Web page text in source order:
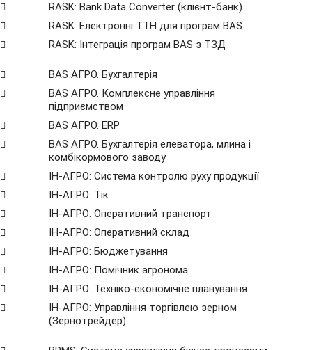
RASK: Bank Data Сonverter (клієнт-банк)
RASK: Електронні ТТН для програм BAS
RASK: Інтеграція програм BAS з ТЗД
BAS АГРО. Бухгалтерія
BAS АГРО. Комплексне управління
підприємством
BAS АГРО. ERP
BAS АГРО. Бухгалтерія елеватора, млина і
комбікормового заводу
ІН-АГРО: Система контролю руху продукції
ІН-АГРО: Тік
ІН-АГРО: Оперативний транспорт
ІН-АГРО: Оперативний склад
ІН-АГРО: Бюджетування
ІН-АГРО: Помічник агронома
ІН-АГРО: Техніко-економічне планування
ІН-АГРО: Управління торгівлею зерном
(Зернотрейдер)